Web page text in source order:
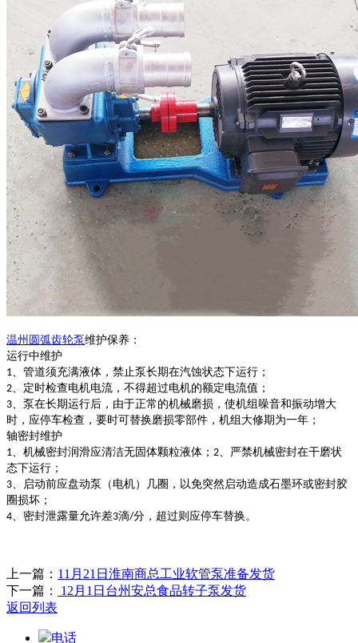
温州 圆弧齿轮泵维护保养：
运行中维护
1、管道须充满液体，禁止泵长期在汽蚀状态下运行；
2、定时检查电机电流，不得超过电机的额定电流值；
3、泵在长期运行后，由于正常的机械磨损，使机组噪音和振动增大
时，应停车检查，要时可替换磨损零部件，机组大修期为一年；
轴密封维护
1、机械密封润滑应清洁无固体颗粒液体； 2、严禁机械密封在干磨状
态下运行；
3、启动前应盘动泵（电机）几圈，以免突然启动造成石墨环或密封胶
圈损坏；
4、密封泄露量允许差3滴/分，超过则应停车替换。
上一篇： 11月21日淮南商总工业软管泵准备发货
下一篇：
12月1日台州安总食品转子泵发货
返回列表
电话